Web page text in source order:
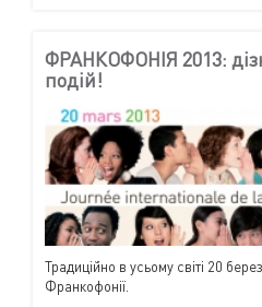
ФРАНКОФОНІЯ 2013:
подій!
Традиційно в усьому світі 20
Франкофонії.